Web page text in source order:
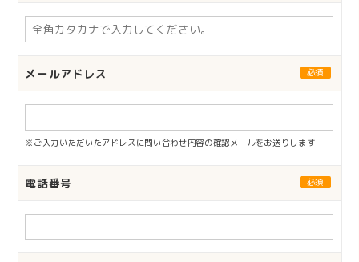
メールアドレス 必須
※ご入力いただいたアドレスに問い合わせ内容の確認メールをお送りします
電話番号 必須